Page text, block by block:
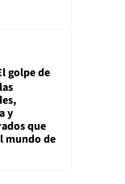
golpe de
y
que
mundo de